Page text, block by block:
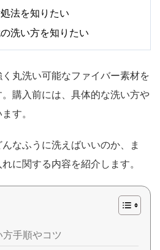
法を知りたい
洗い方を知りたい
丸洗い可能なファイバー素材を
購入前には、具体的な洗い方や
す。
なふうに洗えばいいのか、ま
に関する内容を紹介します。
手順やコツ